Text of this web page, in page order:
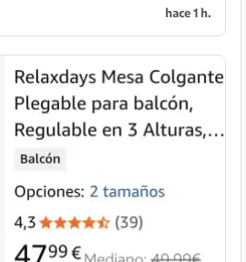
hace 1 h.